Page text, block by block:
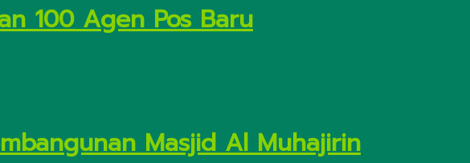
100 Agen Pos Baru
Masjid Al Muhajirin